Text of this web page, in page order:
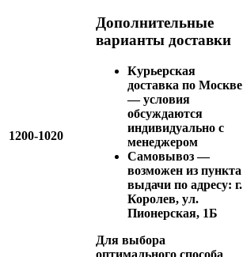
1200-1020
Дополнительные
варианты доставки
Курьерская
доставка по Москве
— условия
обсуждаются
индивидуально с
менеджером
Самовывоз —
возможен из пункта
выдачи по адресу: г.
Королев, ул.
Пионерская, 1Б
Для выбора
оптимального способа